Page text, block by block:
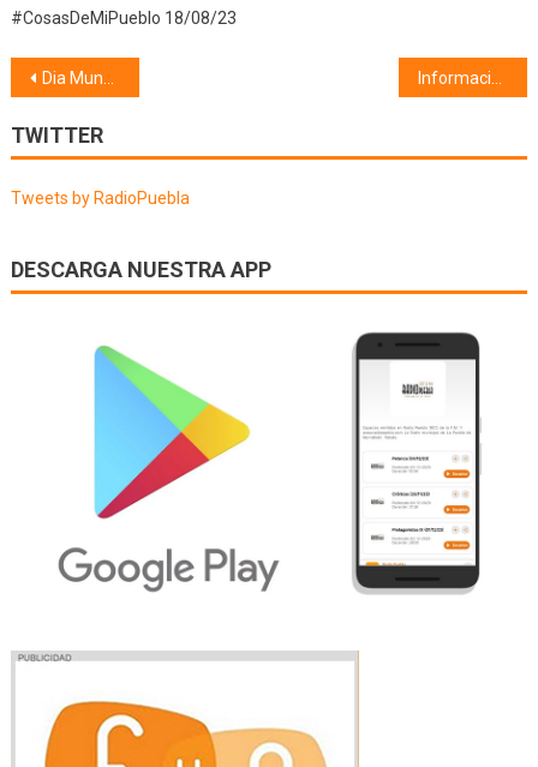
#CosasDeMiPueblo 18/08/23
Navegación
de
entradas
Dia Mundial de la Diabetes (14/11/19)
TWITTER
Tweets by RadioPuebla
DESCARGA NUESTRA APP